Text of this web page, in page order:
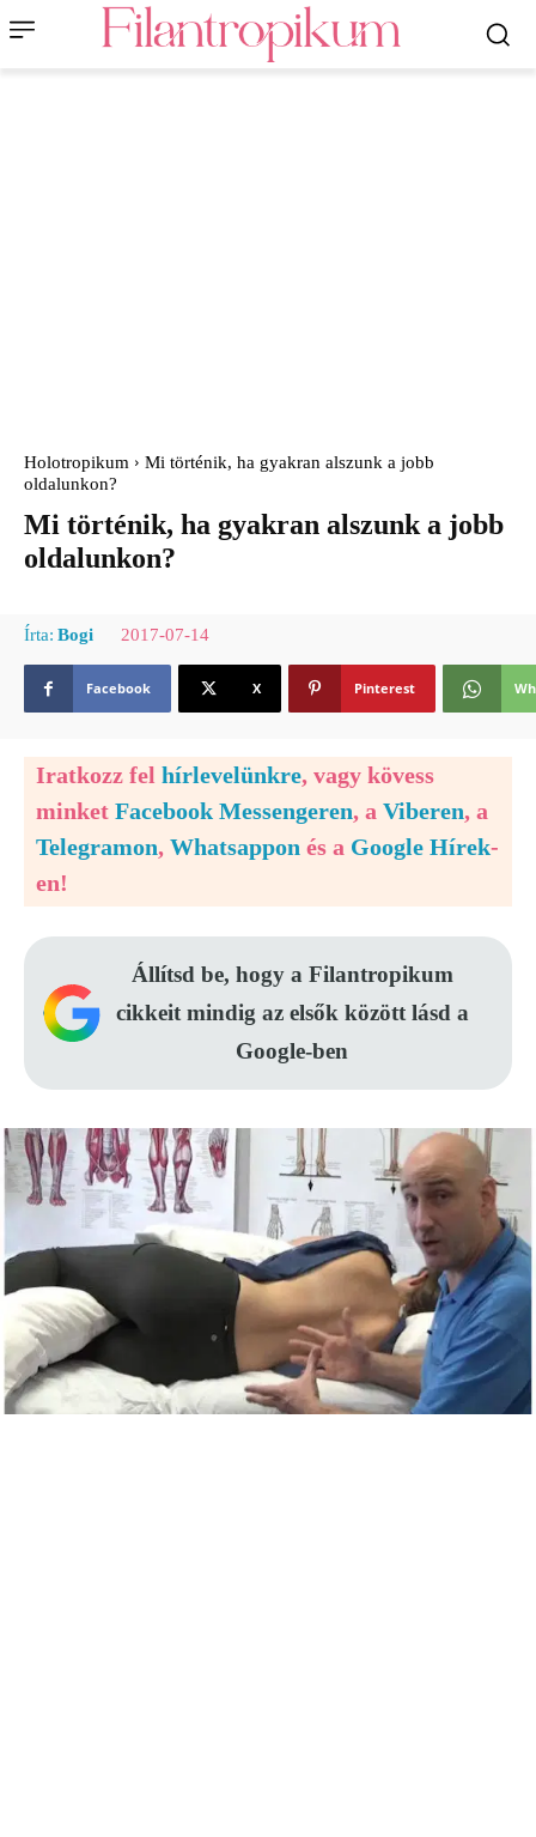
Holotropikum
Mi történik, ha gyakran alszunk a jobb
oldalunkon?
Mi történik, ha gyakran alszunk a jobb
oldalunkon?
Írta: Bogi 2017-07-14
Facebook X Pinterest
Iratkozz fel hírlevelünkre, vagy kövess
minket Facebook Messengeren, a Viberen, a
Telegramon, Whatsappon és a Google Hírek-
en!
Állítsd be, hogy a Filantropikum
cikkeit mindig az elsők között lásd a
Google-ben